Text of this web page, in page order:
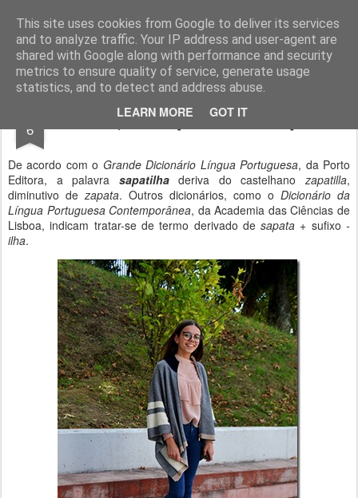
This site uses cookies from Google to deliver its services
and to analyze traffic. Your IP address and user-agent are
shared with Google along with performance and security
metrics to ensure quality of service, generate usage
statistics, and to detect and address abuse.
LEARN MORE GOT IT
Geopalavras
canal800 clique ZapCanal
6 Sapatilhas [Alfaiate da Lixa].
De acordo com o Grande Dicionário Língua Portuguesa, da Porto
Editora, a palavra sapatilhaderiva do castelhanozapatilla,
diminutivo dezapata. Outros dicionários, como o Dicionário da
Língua Portuguesa Contemporânea, da Academia das Ciências de
Lisboa, indicam tratar-se de termo derivado desapata + sufixo-
ilha.